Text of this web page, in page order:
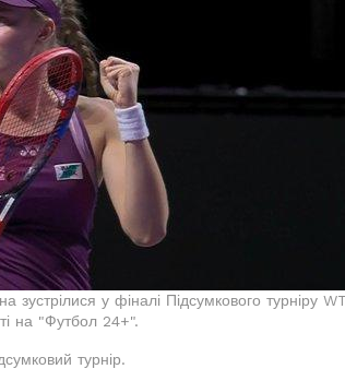
зустрілися у фіналі Підсумкового турніру
на "Футбол 24+".
турнір.